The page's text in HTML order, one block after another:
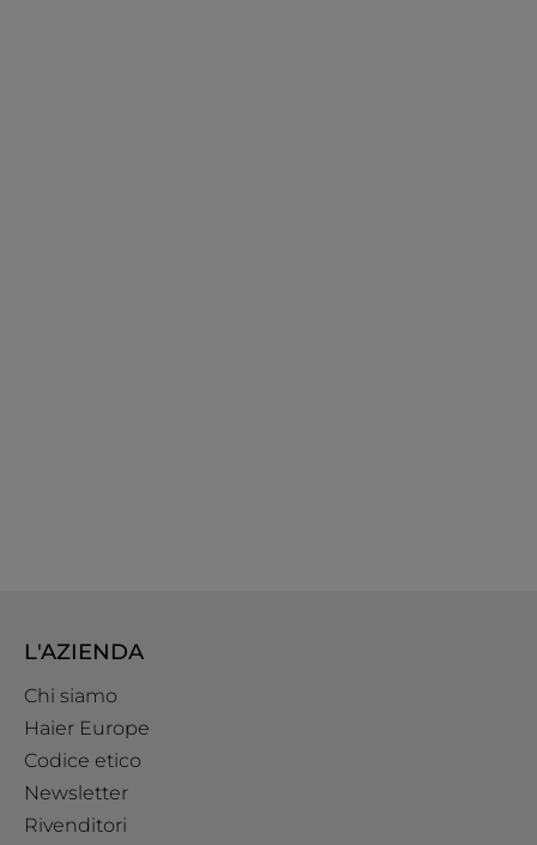
L'AZIENDA
Chi siamo
Haier Europe
Codice etico
Newsletter
Rivenditori